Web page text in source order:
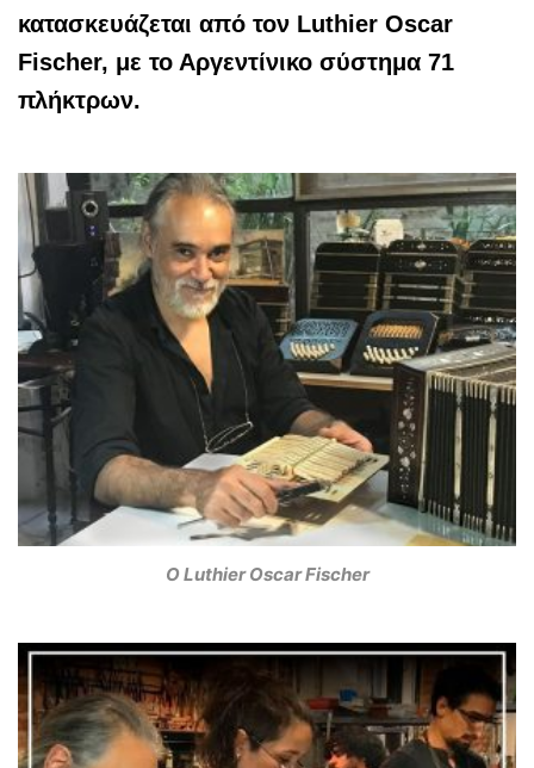
κατασκευάζεται από τον Luthier Oscar
Fischer, με το Αργεντίνικο σύστημα 71
πλήκτρων.
Ο Luthier Oscar Fischer